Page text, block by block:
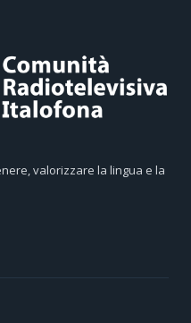
valorizzare la lingua e la